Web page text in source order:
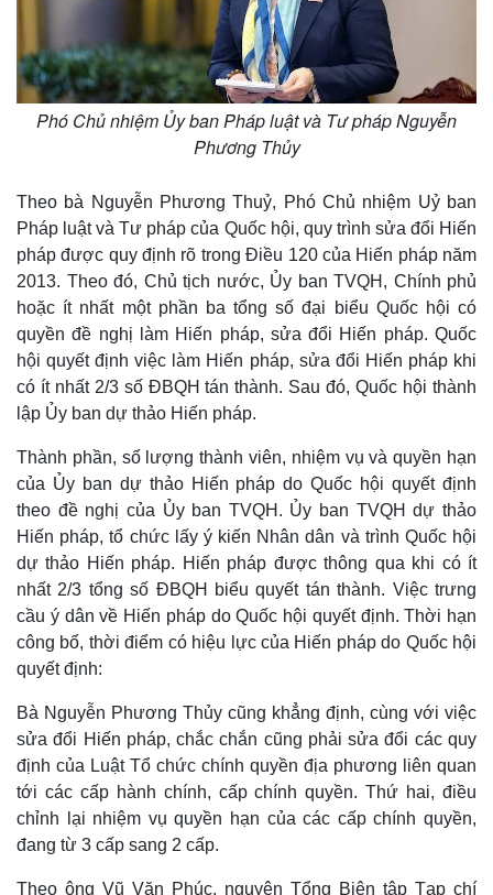
Pháp luật
Vụ án
Quân sự - Quốc phòng
Vũ khí
Việt Nam
Bóng đá
Lịch thi đấu bóng đá
Thế giới thể thao
eSports
Hậu trường
Ô tô
Xe máy
Tư vấn
Phó Chủ nhiệm Ủy ban Pháp luật và Tư pháp Nguyễn
Phương Thủy
Theo bà Nguyễn Phương Thuỷ, Phó Chủ nhiệm Uỷ ban
Pháp luật và Tư pháp của Quốc hội, quy trình sửa đổi Hiến
pháp được quy định rõ trong Điều 120 của Hiến pháp năm
2013. Theo đó, Chủ tịch nước, Ủy ban TVQH, Chính phủ
hoặc ít nhất một phần ba tổng số đại biểu Quốc hội có
quyền đề nghị làm Hiến pháp, sửa đổi Hiến pháp. Quốc
hội quyết định việc làm Hiến pháp, sửa đổi Hiến pháp khi
có ít nhất 2/3 số ĐBQH tán thành. Sau đó, Quốc hội thành
lập Ủy ban dự thảo Hiến pháp.
Thành phần, số lượng thành viên, nhiệm vụ và quyền hạn
của Ủy ban dự thảo Hiến pháp do Quốc hội quyết định
theo đề nghị của Ủy ban TVQH. Ủy ban TVQH dự thảo
Hiến pháp, tổ chức lấy ý kiến Nhân dân và trình Quốc hội
dự thảo Hiến pháp. Hiến pháp được thông qua khi có ít
nhất 2/3 tổng số ĐBQH biểu quyết tán thành. Việc trưng
cầu ý dân về Hiến pháp do Quốc hội quyết định. Thời hạn
công bố, thời điểm có hiệu lực của Hiến pháp do Quốc hội
quyết định:
Bà Nguyễn Phương Thủy cũng khẳng định, cùng với việc
sửa đổi Hiến pháp, chắc chắn cũng phải sửa đổi các quy
định của Luật Tổ chức chính quyền địa phương liên quan
tới các cấp hành chính, cấp chính quyền. Thứ hai, điều
chỉnh lại nhiệm vụ quyền hạn của các cấp chính quyền,
đang từ 3 cấp sang 2 cấp.
Theo ông Vũ Văn Phúc, nguyên Tổng Biên tập Tạp chí